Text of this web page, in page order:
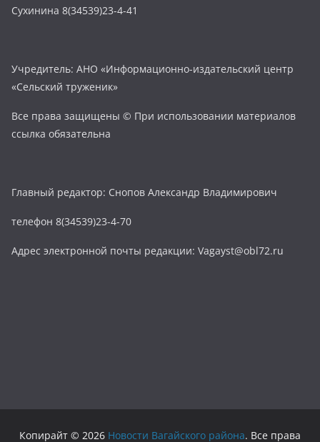
Сухинина 8(34539)23-4-41
Учредитель: АНО «Информационно-издательский центр
«Сельский труженик»
Все права защищены © При использовании материалов
ссылка обязательна
Главный редактор: Снопов Александр Владимирович
телефон 8(34539)23-4-70
Адрес электронной почты редакции: Vagayst@obl72.ru
Копирайт © 2026 Новости Вагайского района. Все права